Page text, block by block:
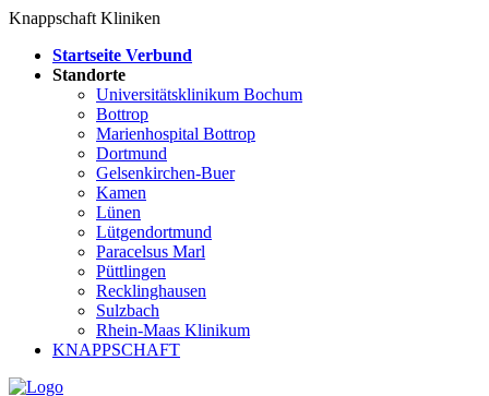
Knappschaft Kliniken
Startseite Verbund
Standorte
Universitätsklinikum Bochum
Bottrop
Marienhospital Bottrop
Dortmund
Gelsenkirchen-Buer
Kamen
Lünen
Lütgendortmund
Paracelsus Marl
Püttlingen
Recklinghausen
Sulzbach
Rhein-Maas Klinikum
KNAPPSCHAFT